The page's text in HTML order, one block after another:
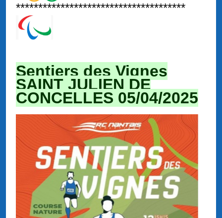
**************************************
Sentiers des Vignes
SAINT JULIEN DE
CONCELLES 05/04/2025